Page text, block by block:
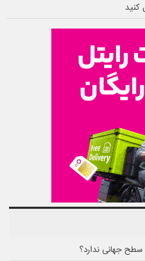
سطح جهانی ندارد؟